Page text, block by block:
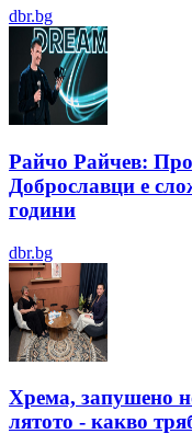
dbr.bg
Райчо Райчев:
Доброславци е
години
dbr.bg
Хрема, запушено
лятотo - какво